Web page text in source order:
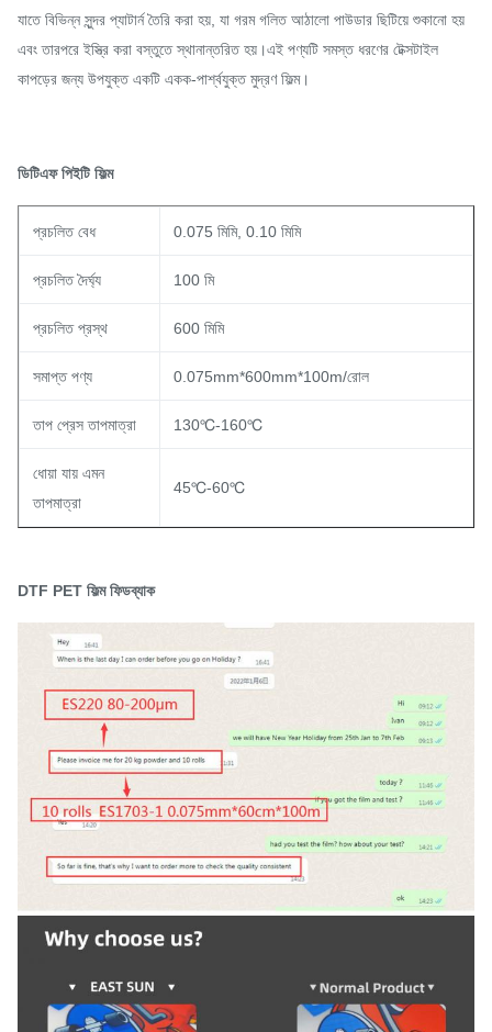
যাতে বিভিন্ন সুন্দর প্যাটার্ন তৈরি করা হয়, যা গরম গলিত আঠালো পাউডার ছিটিয়ে শুকানো হয়
এবং তারপরে ইস্ত্রি করা বস্তুতে স্থানান্তরিত হয়।এই পণ্যটি সমস্ত ধরণের টেক্সটাইল
কাপড়ের জন্য উপযুক্ত একটি একক-পার্শ্বযুক্ত মুদ্রণ ফিল্ম।
ডিটিএফ পিইটি ফিল্ম
প্রচলিত বেধ 0.075 মিমি, 0.10 মিমি
প্রচলিত দৈর্ঘ্য 100 মি
প্রচলিত প্রস্থ 600 মিমি
সমাপ্ত পণ্য 0.075mm*600mm*100m/রোল
তাপ প্রেস তাপমাত্রা 130℃-160℃
ধোয়া যায় এমন
তাপমাত্রা
45℃-60℃
DTF PET ফিল্ম ফিডব্যাক